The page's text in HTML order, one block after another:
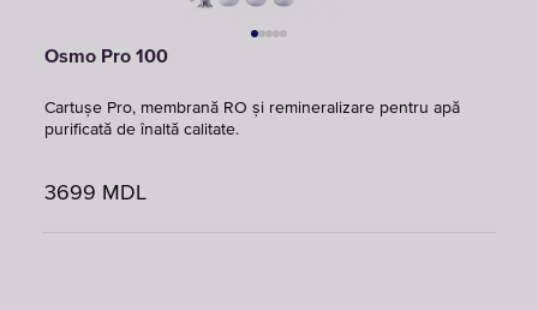
Osmo Pro 100
Cartușe Pro, membrană RO și remineralizare pentru apă
purificată de înaltă calitate.
3699 MDL